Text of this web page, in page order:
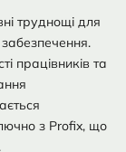
труднощі для
працівників та
з Profix, що